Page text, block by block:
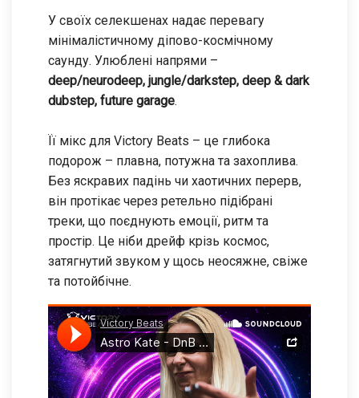
У своїх селекшенах надає перевагу
мінімалістичному діпово-космічному
саунду. Улюблені напрями –
deep/neurodeep, jungle/darkstep, deep & dark
dubstep, future garage.
Її мікс для Victory Beats – це глибока
подорож – плавна, потужна та захоплива.
Без яскравих падінь чи хаотичних перерв,
він протікає через ретельно підібрані
треки, що поєднують емоції, ритм та
простір. Це ніби дрейф крізь космос,
затягнутий звуком у щось неосяжне, свіже
та потойбічне.